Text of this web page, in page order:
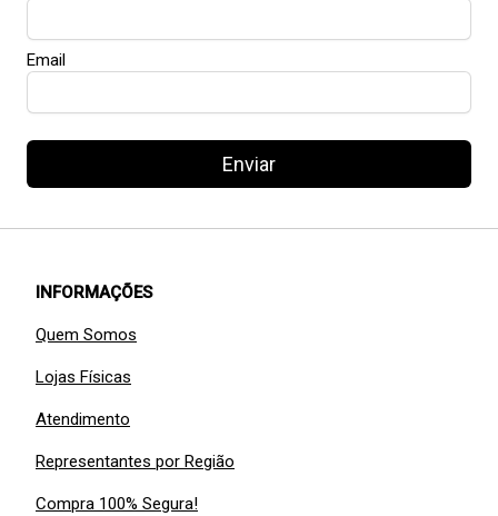
Email
Enviar
INFORMAÇÕES
Quem Somos
Lojas Físicas
Atendimento
Representantes por Região
Compra 100% Segura!